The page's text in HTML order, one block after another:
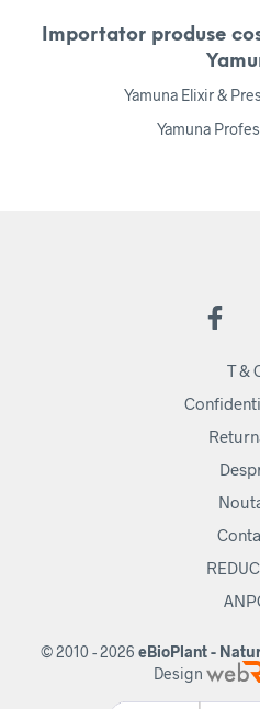
Importator produse
Yamuna Elixir &
Yamuna
T &
© 2010 - 2026 eBioPlant -
Design